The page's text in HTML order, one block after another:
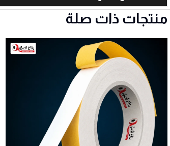
منتجات ذات صلة